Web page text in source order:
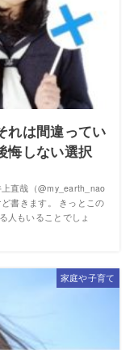
れは間違ってい
悔しない選択
直哉（@my_earth_nao
書きます。 きっとこの
人もいることでしょ
家庭や子育て